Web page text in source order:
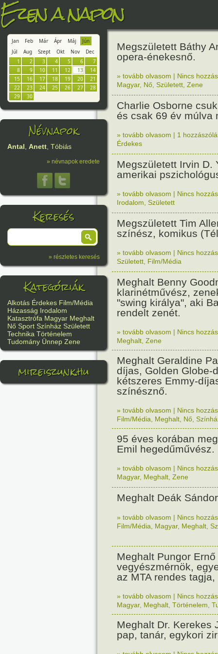
Ezen a napon
Jan Feb Már Ápr Máj
Jún
Júl
Aug Szept Okt Nov
Dec
1
2 3 4 5 6
7
8
9 10 11 12 13
14
15
16 17 18 19 20
21
22
23 24 25 26 27
28
29
30
Névnapok
Antal, Anett, Tóbiás
» névnapok eredete
Keresés
» részletes keresés
Kategóriák
Alkotás Érdekes Film/Média
Házasság Irodalom
Katasztrófa Magyar Meghalt
Nő Sport Színház Született
Technika Történelem
Tudomány Ünnep Zene
mireiszunk.hu
Megszületett Báthy
opera-énekesnő.
» tovább olvasom | Nincs
Magyar, Nő Született Zene
Charlie Osborne
és csak 69 év múlva
» tovább olvasom | 1
Érdekes
Megszületett Irvin D.
amerikai
» tovább olvasom | Nincs
Irodalom Született
Megszületett Tim
színész, komikus
» tovább olvasom | Nincs
Született Film/Média
Meghalt Benny
klarinétművész,
"swing királya", aki
rendelt zenét.
» tovább olvasom | Nincs
Meghalt Zene
Meghalt Geraldine
díjas, Golden Globe-
kétszeres Emmy-
színésznő.
» tovább olvasom | Nincs
Film/Média
Meghalt Nő
95 éves korában
Emil hegedűművész.
» tovább olvasom | Nincs
Magyar, Meghalt Zene
Meghalt Deák
» tovább olvasom | Nincs
Film/Média
Magyar, Meghalt
Meghalt Pungor Ernő
vegyészmérnök,
az MTA rendes
» tovább olvasom | Nincs
Magyar, Meghalt Történelem
Meghalt Dr. Kerekes
pap, tanár, egykori